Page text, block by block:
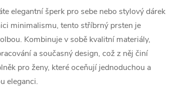
elegantní šperk pro sebe nebo stylový dárek
minimalismu, tento stříbrný prsten je
Kombinuje v sobě kvalitní materiály,
a současný design, což z něj činí
pro ženy, které oceňují jednoduchou a
eleganci.